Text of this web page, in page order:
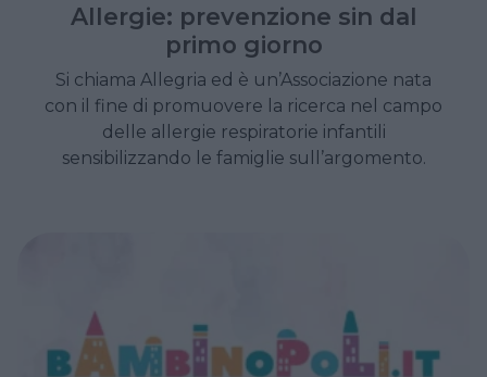
Allergie: prevenzione sin dal
primo giorno
Si chiama Allegria ed è un’Associazione nata
con il fine di promuovere la ricerca nel campo
delle allergie respiratorie infantili
sensibilizzando le famiglie sull’argomento.